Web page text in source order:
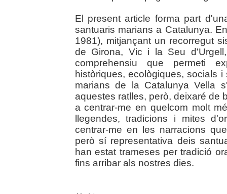
El present article forma part
santuaris marians a Catalunya.
1981), mitjançant un recorregut
de Girona, Vic i la Seu
comprehensiu que permeti
històriques, ecològiques, socials
marians de la Catalunya Vella
aquestes ratlles, però, deixaré de
a centrar-me en quelcom molt
llegendes, tradicions i mites
centrar-me en les narracions
però sí representativa deis
han estat trameses per tradició
fins arribar als nostres dies.